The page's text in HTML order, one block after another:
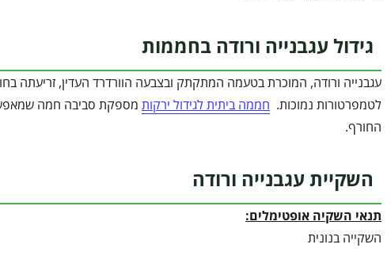
גידול עגבנייה ורודה בחממות
עגבנייה ורודה, המוכרת בטעמה המתקתק ובצבעה הוורדרד העדין, זריעתה
לטמפרטורות נמוכות. חממה ביתית לגידול ירקות מספקת סביבה חמה
החורף.
השקיית עגבנייה ורודה
תנאי השקיה אופטימלים:
השקייה בנונית